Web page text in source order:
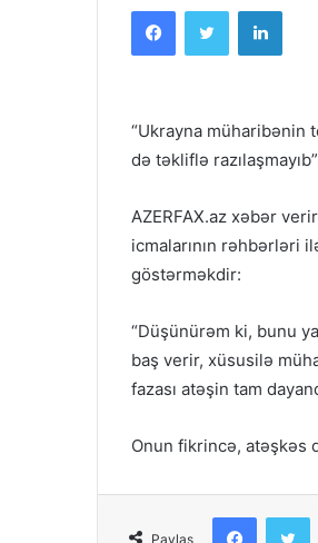
FacebookTwitter
“Ukrayna müharibənin
də təkliflə
AZERFAX.az xəbər
icmalarının rəhbərləri
göstərməkdir:
“Düşünürəm ki, bunu
baş verir, xüsusilə
fazası atəşin tam
Onun fikrincə, atəşkəs
Paylaş